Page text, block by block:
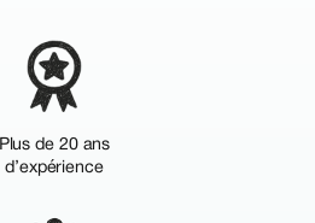
Plus de 20 ans
d’expérience